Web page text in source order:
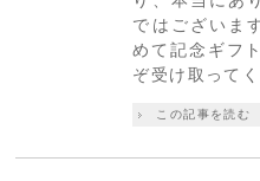
ではございま
めて記念ギフ
ぞ受け取って
この記事を読む